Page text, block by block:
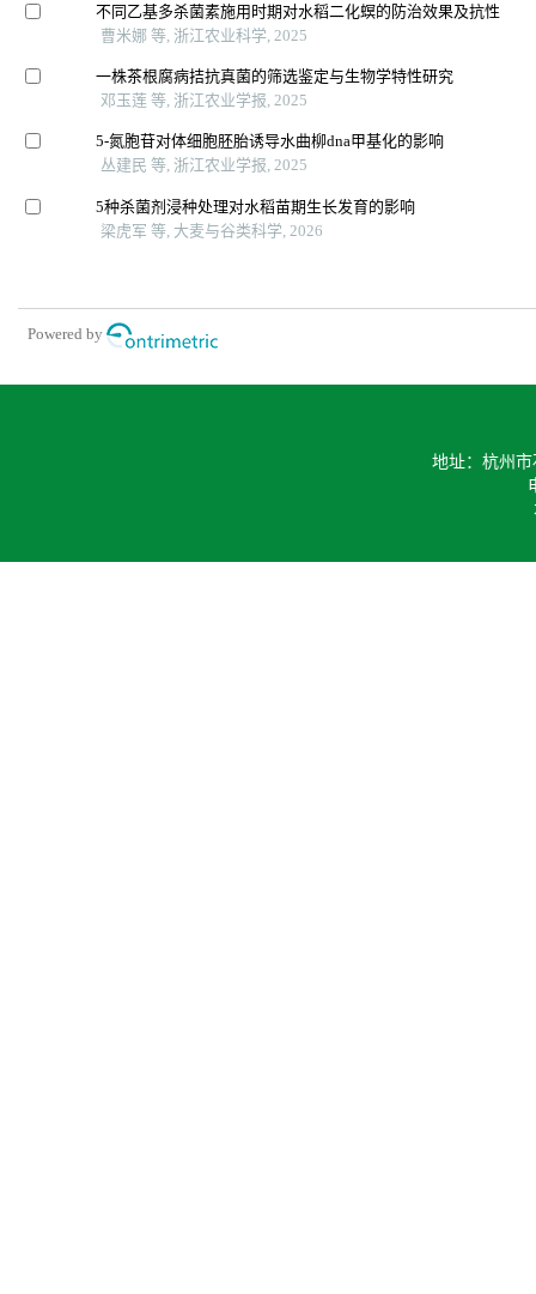
不同乙基多杀菌素施用时期对水稻二化螟的防治效果及抗性
曹米娜 等, 浙江农业科学, 2025
一株茶根腐病拮抗真菌的筛选鉴定与生物学特性研究
邓玉莲 等, 浙江农业学报, 2025
5-氮胞苷对体细胞胚胎诱导水曲柳dna甲基化的影响
丛建民 等, 浙江农业学报, 2025
5种杀菌剂浸种处理对水稻苗期生长发育的影响
梁虎军 等, 大麦与谷类科学, 2026
Powered by
地址：杭州